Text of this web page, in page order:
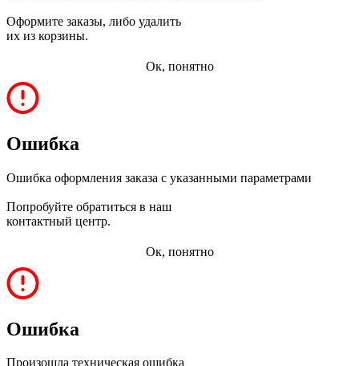
Оформите заказы, либо удалить
их из корзины.
Ок, понятно
Ошибка
Ошибка оформления заказа с указанными параметрами
Попробуйте обратиться в наш
контактный центр.
Ок, понятно
Ошибка
Произошла техническая ошибка